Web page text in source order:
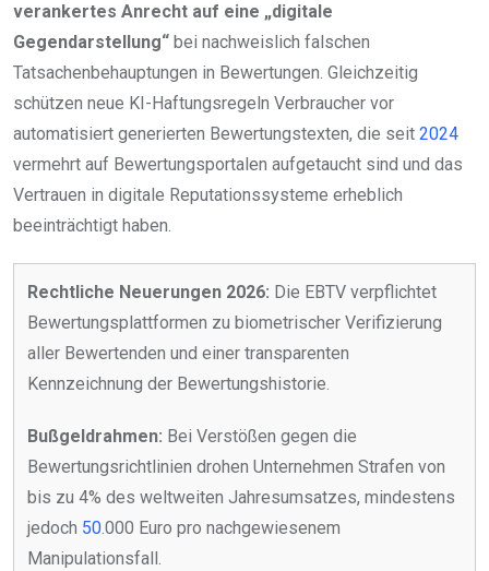
verankertes Anrecht auf eine „digitale
Gegendarstellung“ bei nachweislich falschen
Tatsachenbehauptungen in Bewertungen. Gleichzeitig
schützen neue KI-Haftungsregeln Verbraucher vor
automatisiert generierten Bewertungstexten, die seit 2024
vermehrt auf Bewertungsportalen aufgetaucht sind und das
Vertrauen in digitale Reputationssysteme erheblich
beeinträchtigt haben.
Rechtliche Neuerungen 2026: Die EBTV verpflichtet
Bewertungsplattformen zu biometrischer Verifizierung
aller Bewertenden und einer transparenten
Kennzeichnung der Bewertungshistorie.
Bußgeldrahmen: Bei Verstößen gegen die
Bewertungsrichtlinien drohen Unternehmen Strafen von
bis zu 4% des weltweiten Jahresumsatzes, mindestens
jedoch 50.000 Euro pro nachgewiesenem
Manipulationsfall.